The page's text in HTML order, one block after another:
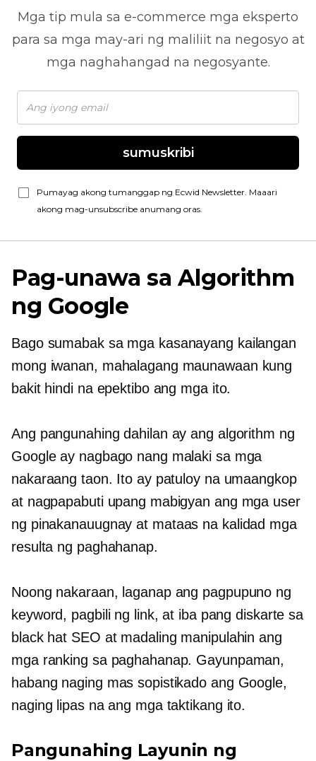
Mga tip mula sa e-commerce mga eksperto
para sa mga may-ari ng maliliit na negosyo at
mga naghahangad na negosyante.
sumuskribi
Pumayag akong tumanggap ng Ecwid Newsletter. Maaari
akong mag-unsubscribe anumang oras.
Pag-unawa sa Algorithm
ng Google
Bago sumabak sa mga kasanayang kailangan
mong iwanan, mahalagang maunawaan kung
bakit hindi na epektibo ang mga ito.
Ang pangunahing dahilan ay ang algorithm ng
Google ay nagbago nang malaki sa mga
nakaraang taon. Ito ay patuloy na umaangkop
at nagpapabuti upang mabigyan ang mga user
ng pinakanauugnay at mataas na kalidad mga
resulta ng paghahanap.
Noong nakaraan, laganap ang pagpupuno ng
keyword, pagbili ng link, at iba pang diskarte sa
black hat SEO at madaling manipulahin ang
mga ranking sa paghahanap. Gayunpaman,
habang naging mas sopistikado ang Google,
naging lipas na ang mga taktikang ito.
Pangunahing Layunin ng